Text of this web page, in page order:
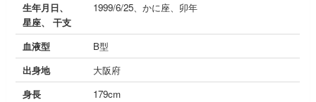
生年月日、
星座、 干支
1999/6/25、かに座、卯年
血液型
B型
出身地
大阪府
身長
179cm